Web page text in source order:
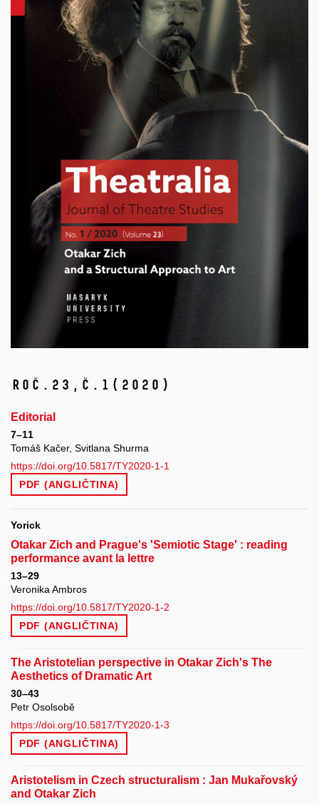
Roč.23, č.1 (2020)
Editorial
7–11
Tomáš Kačer, Svitlana Shurma
https://doi.org/10.5817/TY2020-1-1
PDF (ANGLIČTINA)
Yorick
Otakar Zich and Prague's 'Semiotic Stage' : reading
performance avant la lettre
13–29
Veronika Ambros
https://doi.org/10.5817/TY2020-1-2
PDF (ANGLIČTINA)
The Aristotelian perspective in Otakar Zich's The
Aesthetics of Dramatic Art
30–43
Petr Osolsobě
https://doi.org/10.5817/TY2020-1-3
PDF (ANGLIČTINA)
Aristotelism in Czech structuralism : Jan Mukařovský
and Otakar Zich